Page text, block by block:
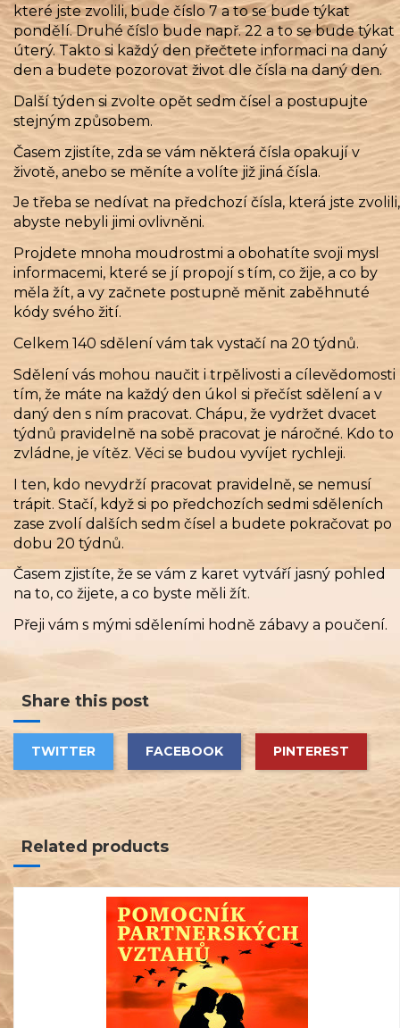
které jste zvolili, bude číslo 7 a to se bude týkat
pondělí. Druhé číslo bude např. 22 a to se bude týkat
úterý. Takto si každý den přečtete informaci na daný
den a budete pozorovat život dle čísla na daný den.
Další týden si zvolte opět sedm čísel a postupujte
stejným způsobem.
Časem zjistíte, zda se vám některá čísla opakují v
životě, anebo se měníte a volíte již jiná čísla.
Je třeba se nedívat na předchozí čísla, která jste zvolili,
abyste nebyli jimi ovlivněni.
Projdete mnoha moudrostmi a obohatíte svoji mysl
informacemi, které se jí propojí s tím, co žije, a co by
měla žít, a vy začnete postupně měnit zaběhnuté
kódy svého žití.
Celkem 140 sdělení vám tak vystačí na 20 týdnů.
Sdělení vás mohou naučit i trpělivosti a cílevědomosti
tím, že máte na každý den úkol si přečíst sdělení a v
daný den s ním pracovat. Chápu, že vydržet dvacet
týdnů pravidelně na sobě pracovat je náročné. Kdo to
zvládne, je vítěz. Věci se budou vyvíjet rychleji.
I ten, kdo nevydrží pracovat pravidelně, se nemusí
trápit. Stačí, když si po předchozích sedmi sděleních
zase zvolí dalších sedm čísel a budete pokračovat po
dobu 20 týdnů.
Časem zjistíte, že se vám z karet vytváří jasný pohled
na to, co žijete, a co byste měli žít.
Přeji vám s mými sděleními hodně zábavy a poučení.
Share this post
TWITTER FACEBOOK PINTEREST
Related products